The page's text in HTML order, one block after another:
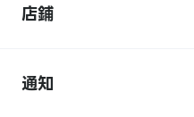
店鋪
通知